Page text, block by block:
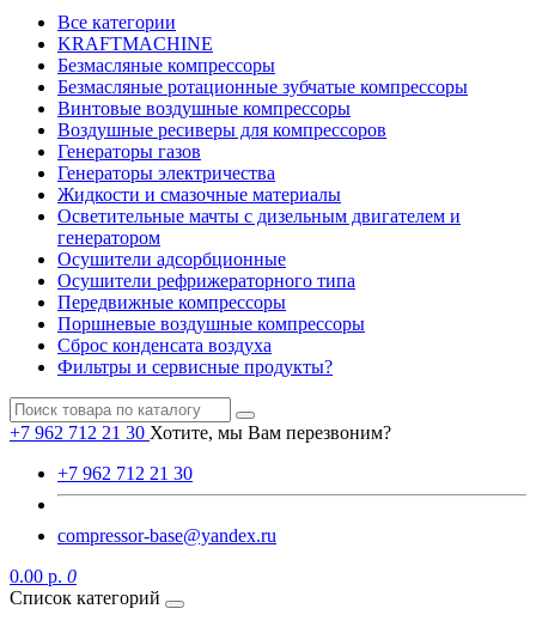
Все категории
KRAFTMACHINE
Безмасляные компрессоры
Безмасляные ротационные зубчатые компрессоры
Винтовые воздушные компрессоры
Воздушные ресиверы для компрессоров
Генераторы газов
Генераторы электричества
Жидкости и смазочные материалы
Осветительные мачты с дизельным двигателем и
генератором
Осушители адсорбционные
Осушители рефрижераторного типа
Передвижные компрессоры
Поршневые воздушные компрессоры
Сброс конденсата воздуха
Фильтры и сервисные продукты?
+7 962 712 21 30 Хотите, мы Вам перезвоним?
+7 962 712 21 30
compressor-base@yandex.ru
0.00 р. 0
Список категорий